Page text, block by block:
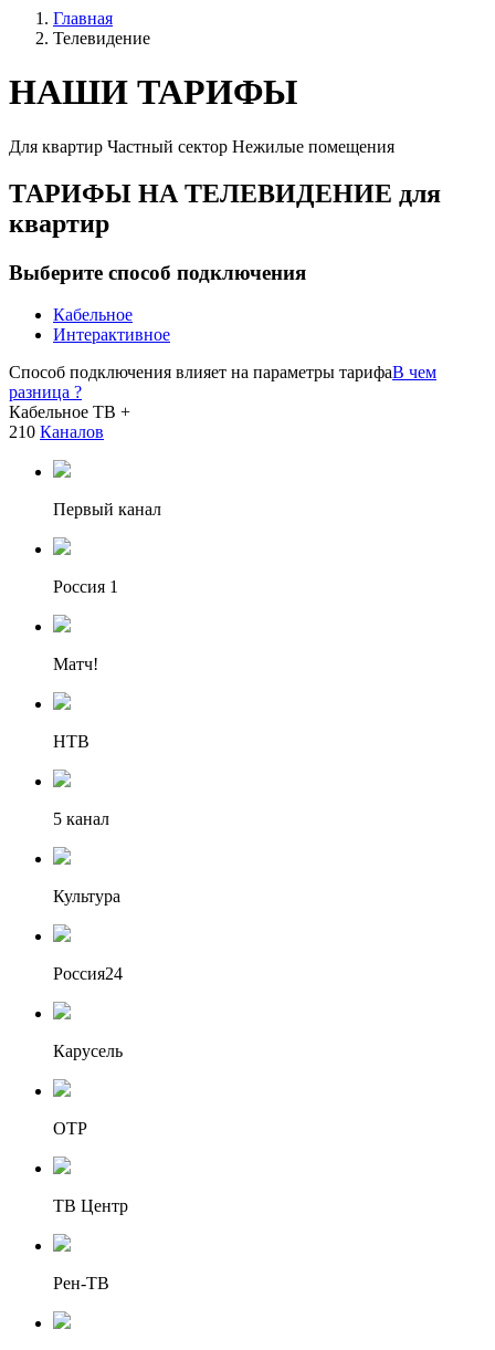
Главная
Телевидение
НАШИ ТАРИФЫ
Для квартир Частный сектор Нежилые помещения
ТАРИФЫ НА ТЕЛЕВИДЕНИЕ для
квартир
Выберите способ подключения
Кабельное
Интерактивное
Способ подключения влияет на параметры тарифаВ чем
разница ?
Кабельное ТВ +
210 Каналов
Первый канал
Россия 1
Матч!
НТВ
5 канал
Культура
Россия24
Карусель
ОТР
ТВ Центр
Рен-ТВ